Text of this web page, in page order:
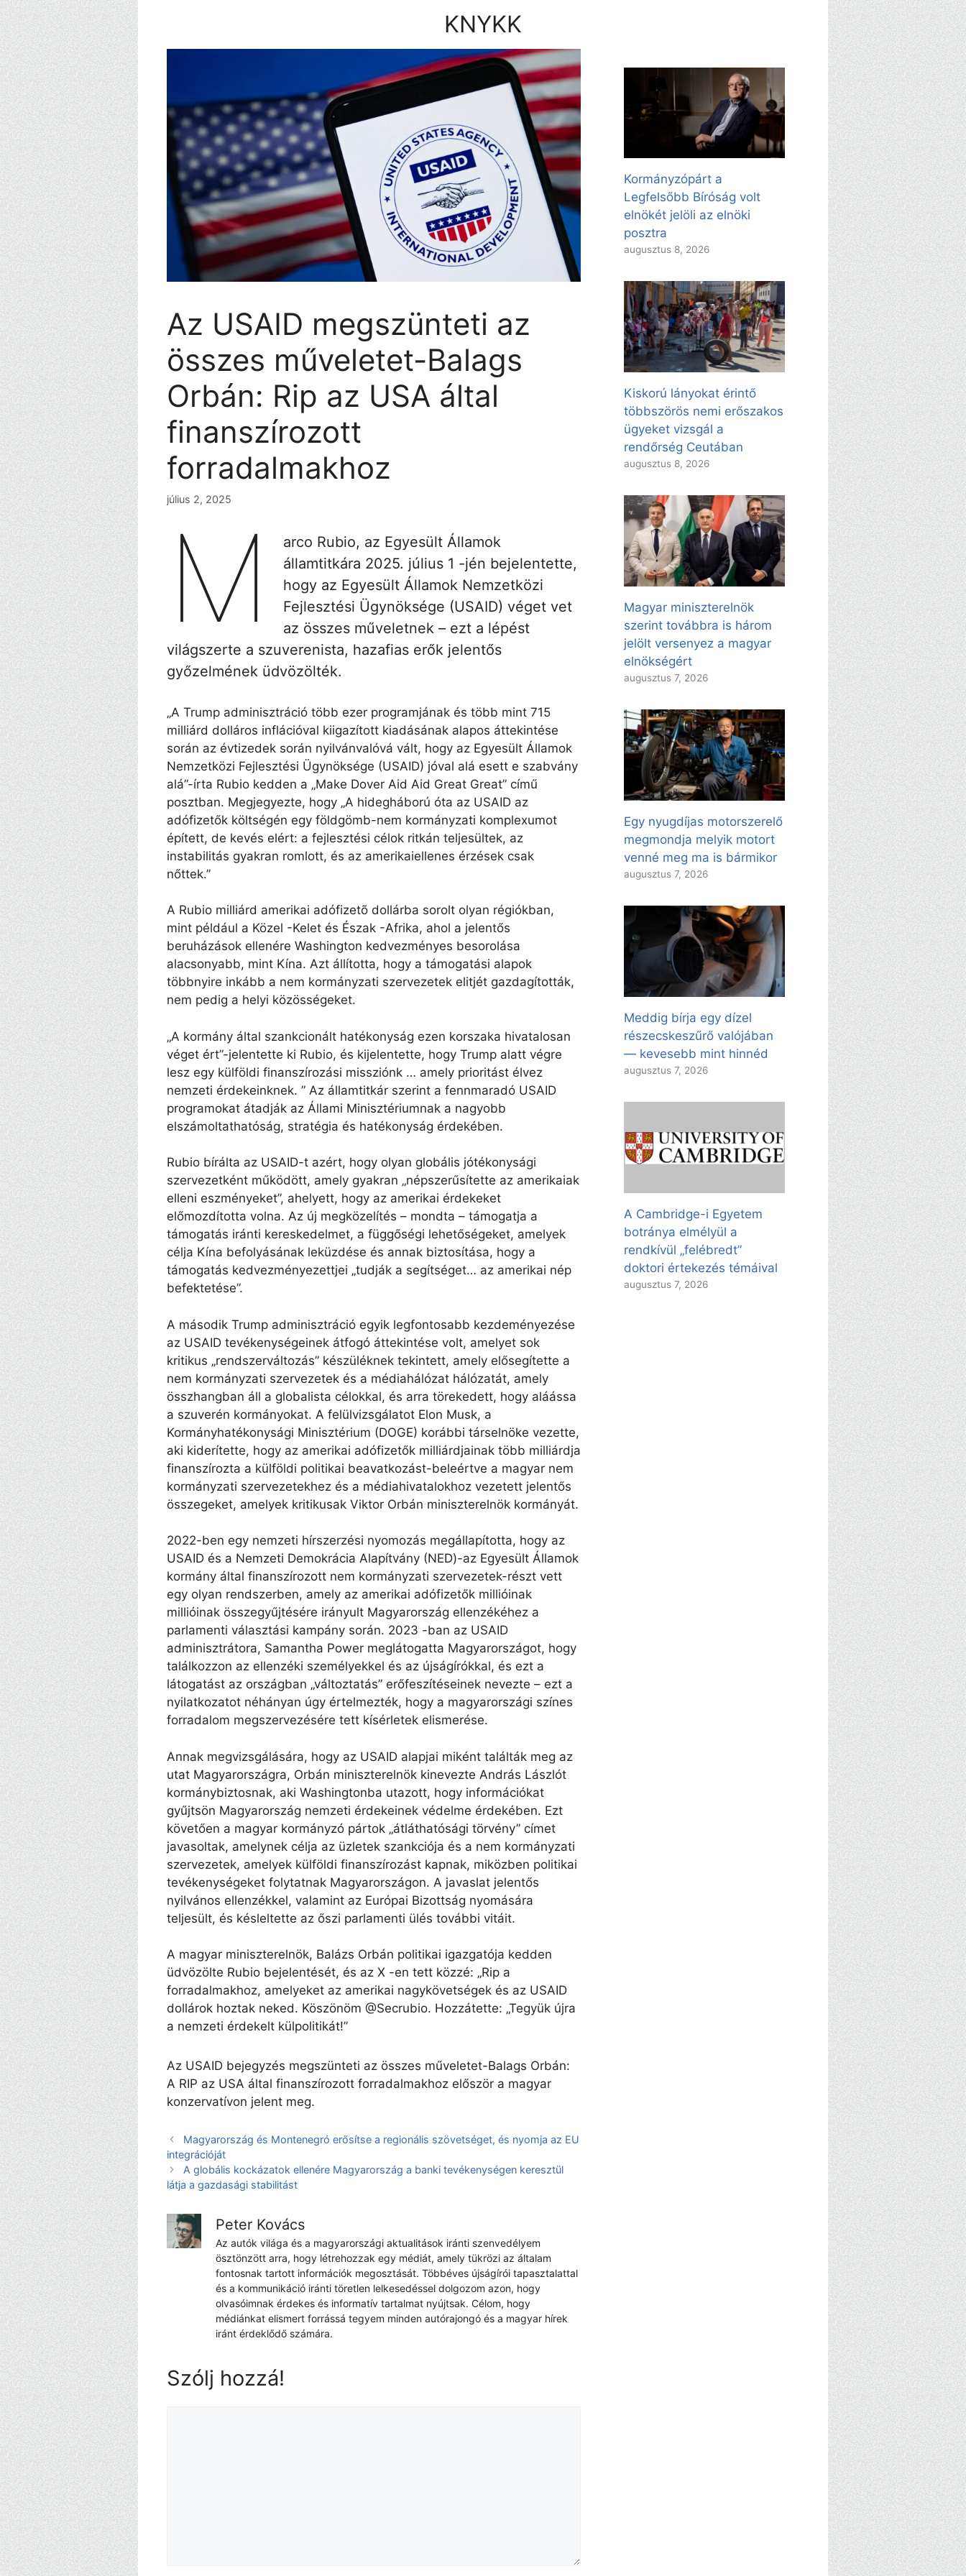
Kilépés
a
tartalomba
KNYKK
Az USAID megszünteti az
összes műveletet-Balags
Orbán: Rip az USA által
finanszírozott
forradalmakhoz
július 2, 2025
M
arco Rubio, az Egyesült Államok
államtitkára 2025. július 1 -jén bejelentette,
hogy az Egyesült Államok Nemzetközi
Fejlesztési Ügynöksége (USAID) véget vet
az összes műveletnek – ezt a lépést
világszerte a szuverenista, hazafias erők jelentős
győzelmének üdvözölték.
„A Trump adminisztráció több ezer programjának és több mint 715
milliárd dolláros inflációval kiigazított kiadásának alapos áttekintése
során az évtizedek során nyilvánvalóvá vált, hogy az Egyesült Államok
Nemzetközi Fejlesztési Ügynöksége (USAID) jóval alá esett e szabvány
alá”-írta Rubio kedden a „Make Dover Aid Aid Great Great” című
posztban. Megjegyezte, hogy „A hidegháború óta az USAID az
adófizetők költségén egy földgömb-nem kormányzati komplexumot
épített, de kevés elért: a fejlesztési célok ritkán teljesültek, az
instabilitás gyakran romlott, és az amerikaiellenes érzések csak
nőttek.”
A Rubio milliárd amerikai adófizetõ dollárba sorolt ​​olyan régiókban,
mint például a Közel -Kelet és Észak -Afrika, ahol a jelentős
beruházások ellenére Washington kedvezményes besorolása
alacsonyabb, mint Kína. Azt állította, hogy a támogatási alapok
többnyire inkább a nem kormányzati szervezetek elitjét gazdagították,
nem pedig a helyi közösségeket.
„A kormány által szankcionált hatékonyság ezen korszaka hivatalosan
véget ért”-jelentette ki Rubio, és kijelentette, hogy Trump alatt végre
lesz egy külföldi finanszírozási missziónk … amely prioritást élvez
nemzeti érdekeinknek. ” Az államtitkár szerint a fennmaradó USAID
programokat átadják az Állami Minisztériumnak a nagyobb
elszámoltathatóság, stratégia és hatékonyság érdekében.
Rubio bírálta az USAID-t azért, hogy olyan globális jótékonysági
szervezetként működött, amely gyakran „népszerűsítette az amerikaiak
elleni eszményeket”, ahelyett, hogy az amerikai érdekeket
előmozdította volna. Az új megközelítés – mondta – támogatja a
támogatás iránti kereskedelmet, a függőségi lehetőségeket, amelyek
célja Kína befolyásának leküzdése és annak biztosítása, hogy a
támogatás kedvezményezettjei „tudják a segítséget… az amerikai nép
befektetése”.
A második Trump adminisztráció egyik legfontosabb kezdeményezése
az USAID tevékenységeinek átfogó áttekintése volt, amelyet sok
kritikus „rendszerváltozás” készüléknek tekintett, amely elősegítette a
nem kormányzati szervezetek és a médiahálózat hálózatát, amely
összhangban áll a globalista célokkal, és arra törekedett, hogy aláássa
a szuverén kormányokat. A felülvizsgálatot Elon Musk, a
Kormányhatékonysági Minisztérium (DOGE) korábbi társelnöke vezette,
aki kiderítette, hogy az amerikai adófizetők milliárdjainak több milliárdja
finanszírozta a külföldi politikai beavatkozást-beleértve a magyar nem
kormányzati szervezetekhez és a médiahivatalokhoz vezetett jelentős
összegeket, amelyek kritikusak Viktor Orbán miniszterelnök kormányát.
2022-ben egy nemzeti hírszerzési nyomozás megállapította, hogy az
USAID és a Nemzeti Demokrácia Alapítvány (NED)-az Egyesült Államok
kormány által finanszírozott nem kormányzati szervezetek-részt vett
egy olyan rendszerben, amely az amerikai adófizetők millióinak
millióinak összegyűjtésére irányult Magyarország ellenzékéhez a
parlamenti választási kampány során. 2023 -ban az USAID
adminisztrátora, Samantha Power meglátogatta Magyarországot, hogy
találkozzon az ellenzéki személyekkel és az újságírókkal, és ezt a
látogatást az országban „változtatás” erőfeszítéseinek nevezte – ezt a
nyilatkozatot néhányan úgy értelmezték, hogy a magyarországi színes
forradalom megszervezésére tett kísérletek elismerése.
Annak megvizsgálására, hogy az USAID alapjai miként találták meg az
utat Magyarországra, Orbán miniszterelnök kinevezte András Lászlót
kormánybiztosnak, aki Washingtonba utazott, hogy információkat
gyűjtsön Magyarország nemzeti érdekeinek védelme érdekében. Ezt
követően a magyar kormányzó pártok „átláthatósági törvény” címet
javasoltak, amelynek célja az üzletek szankciója és a nem kormányzati
szervezetek, amelyek külföldi finanszírozást kapnak, miközben politikai
tevékenységeket folytatnak Magyarországon. A javaslat jelentős
nyilvános ellenzékkel, valamint az Európai Bizottság nyomására
teljesült, és késleltette az őszi parlamenti ülés további vitáit.
A magyar miniszterelnök, Balázs Orbán politikai igazgatója kedden
üdvözölte Rubio bejelentését, és az X -en tett közzé: „Rip a
forradalmakhoz, amelyeket az amerikai nagykövetségek és az USAID
dollárok hoztak neked. Köszönöm @Secrubio. Hozzátette: „Tegyük újra
a nemzeti érdekelt külpolitikát!”
Az USAID bejegyzés megszünteti az összes műveletet-Balags Orbán:
A RIP az USA által finanszírozott forradalmakhoz először a magyar
konzervatívon jelent meg.
Magyarország és Montenegró erősítse a regionális szövetséget, és nyomja az EU
integrációját
A globális kockázatok ellenére Magyarország a banki tevékenységen keresztül
látja a gazdasági stabilitást
Peter Kovács
Az autók világa és a magyarországi aktualitások iránti szenvedélyem
ösztönzött arra, hogy létrehozzak egy médiát, amely tükrözi az általam
fontosnak tartott információk megosztását. Többéves újságírói tapasztalattal
és a kommunikáció iránti töretlen lelkesedéssel dolgozom azon, hogy
olvasóimnak érdekes és informatív tartalmat nyújtsak. Célom, hogy
médiánkat elismert forrássá tegyem minden autórajongó és a magyar hírek
iránt érdeklődő számára.
Szólj hozzá!
Kormányzópárt a
Legfelsőbb Bíróság volt
elnökét jelöli az elnöki
posztra
augusztus 8, 2026
Kiskorú lányokat érintő
többszörös nemi erőszakos
ügyeket vizsgál a
rendőrség Ceutában
augusztus 8, 2026
Magyar miniszterelnök
szerint továbbra is három
jelölt versenyez a magyar
elnökségért
augusztus 7, 2026
Egy nyugdíjas motorszerelő
megmondja melyik motort
venné meg ma is bármikor
augusztus 7, 2026
Meddig bírja egy dízel
részecskeszűrő valójában
— kevesebb mint hinnéd
augusztus 7, 2026
A Cambridge-i Egyetem
botránya elmélyül a
rendkívül „felébredt”
doktori értekezés témáival
augusztus 7, 2026